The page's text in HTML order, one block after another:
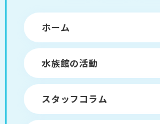
ホーム
水族館の活動
スタッフコラム